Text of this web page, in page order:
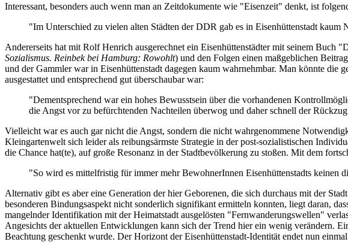
Interessant, besonders auch wenn man an Zeitdokumente wie "Eisenzeit" denkt, ist
"Im Unterschied zu vielen alten Städten der DDR gab es in Eisenhüttenstadt
Andererseits hat mit Rolf Henrich ausgerechnet ein Eisenhüttenstädter mit seinem Buch
Sozialismus. Reinbek bei Hamburg: Rowohlt) und den Folgen einen maßgeblichen
und der Gammler war in Eisenhüttenstadt dagegen kaum wahrnehmbar. Man könnte
ausgestattet und entsprechend gut überschaubar war:
"Dementsprechend war ein hohes Bewusstsein über die vorhandenen
die Angst vor zu befürchtenden Nachteilen überwog und daher schnell der
Vielleicht war es auch gar nicht die Angst, sondern die nicht wahrgenommene
Kleingartenwelt sich leider als reibungsärmste Strategie in der post-sozialistischen
die Chance hat(te), auf große Resonanz in der Stadtbevölkerung zu stoßen. Mit dem
"So wird es mittelfristig für immer mehr BewohnerInnen Eisenhüttenstadts keinen
Alternativ gibt es aber eine Generation der hier Geborenen, die sich durchaus mit der
besonderen Bindungsaspekt nicht sonderlich signifikant ermitteln konnten, liegt daran,
mangelnder Identifikation mit der Heimatstadt ausgelösten "Fernwanderungswellen"
Angesichts der aktuellen Entwicklungen kann sich der Trend hier ein wenig verändern.
Beachtung geschenkt wurde. Der Horizont der Eisenhüttenstadt-Identität endet nun